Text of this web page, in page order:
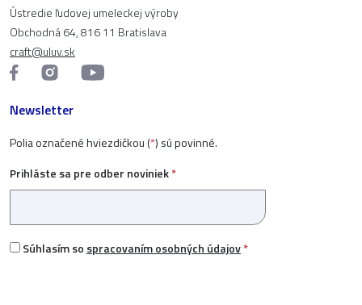
Ústredie ľudovej umeleckej výroby
Obchodná 64, 816 11 Bratislava
craft@uluv.sk
Newsletter
Polia označené hviezdičkou (*) sú povinné.
Prihláste sa pre odber noviniek*
Súhlasím so spracovaním osobných údajov*